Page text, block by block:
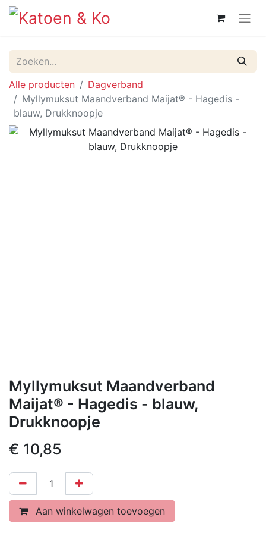
Alle producten
Dagverband
Myllymuksut Maandverband Maijat® - Hagedis -
blauw, Drukknoopje
Myllymuksut Maandverband
Maijat® - Hagedis - blauw,
Drukknoopje
€ 10,85
Aan winkelwagen toevoegen